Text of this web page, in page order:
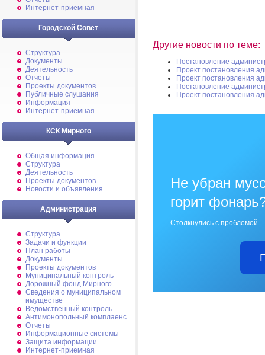
Интернет-приемная
Городской Совет
Структура
Документы
Деятельность
Отчеты
Проекты документов
Публичные слушания
Информация
Интернет-приемная
КСК Мирного
Общая информация
Структура
Деятельность
Проекты документов
Новости и объявления
Администрация
Структура
Задачи и функции
План работы
Документы
Проекты документов
Муниципальный контроль
Дорожный фонд Мирного
Cведения о муниципальном
имуществе
Ведомственный контроль
Антимонопольный комплаенс
Отчеты
Информационные системы
Защита информации
Интернет-приемная
Другие новости по теме:
Постановление
Проект постановления
Проект постановления
Постановление
Проект постановления
Не убран
горит
Столкнулись с проблемой